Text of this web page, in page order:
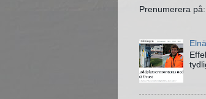
Prenumerera på: